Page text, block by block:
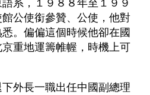
系，１９８８年至１９９
公使銜參贊、公使，他對
。偏偏這個時候他卻在國
重地運籌帷幄，時機上可
外長一職出任中國副總理